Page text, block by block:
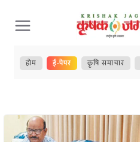
Skip
to
content
होम ई-पेपर कृषि समाचार